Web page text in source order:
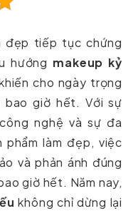
đẹp tiếp tục chứng
hướng makeup kỷ
cho ngày trọng
giờ hết. Với sự
nghệ và sự đa
làm đẹp, việc
và phản ánh đúng
giờ hết. Năm nay,
không chỉ dừng lại